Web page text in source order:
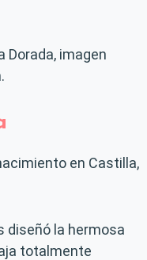
Dorada, imagen
en Castilla,
diseñó la hermosa
totalmente